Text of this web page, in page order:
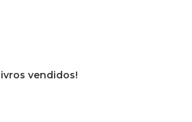
vendidos!